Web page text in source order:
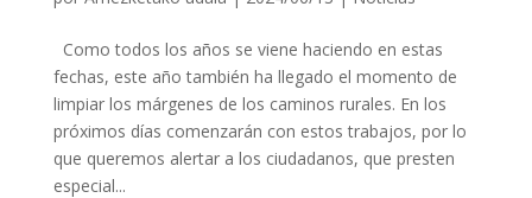
Como todos los años se viene haciendo en estas
fechas, este año también ha llegado el momento de
limpiar los márgenes de los caminos rurales. En los
próximos días comenzarán con estos trabajos, por lo
que queremos alertar a los ciudadanos, que presten
especial...